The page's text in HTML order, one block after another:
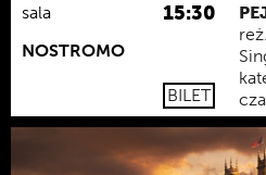
sala
NOSTROMO
15:30
BILET
reż.